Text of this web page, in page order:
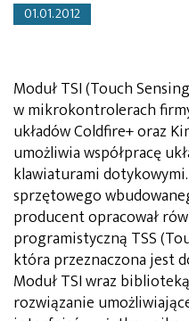
01.01.2012
Moduł TSI (Touch
w mikrokontrolerach
układów Coldfire+ oraz
umożliwia współpracę
klawiaturami
sprzętowego
producent opracował
programistyczną TSS
która przeznaczona jest
Moduł TSI wraz
rozwiązanie